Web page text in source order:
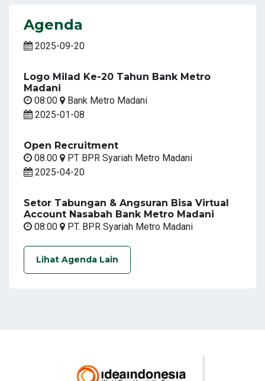
Agenda
2025-09-20
Logo Milad Ke-20 Tahun Bank Metro
Madani
08:00
Bank Metro Madani
2025-01-08
Open Recruitment
08.00
PT BPR Syariah Metro Madani
2025-04-20
Setor Tabungan & Angsuran Bisa Virtual
Account Nasabah Bank Metro Madani
08:00
PT. BPR Syariah Metro Madani
Lihat Agenda Lain